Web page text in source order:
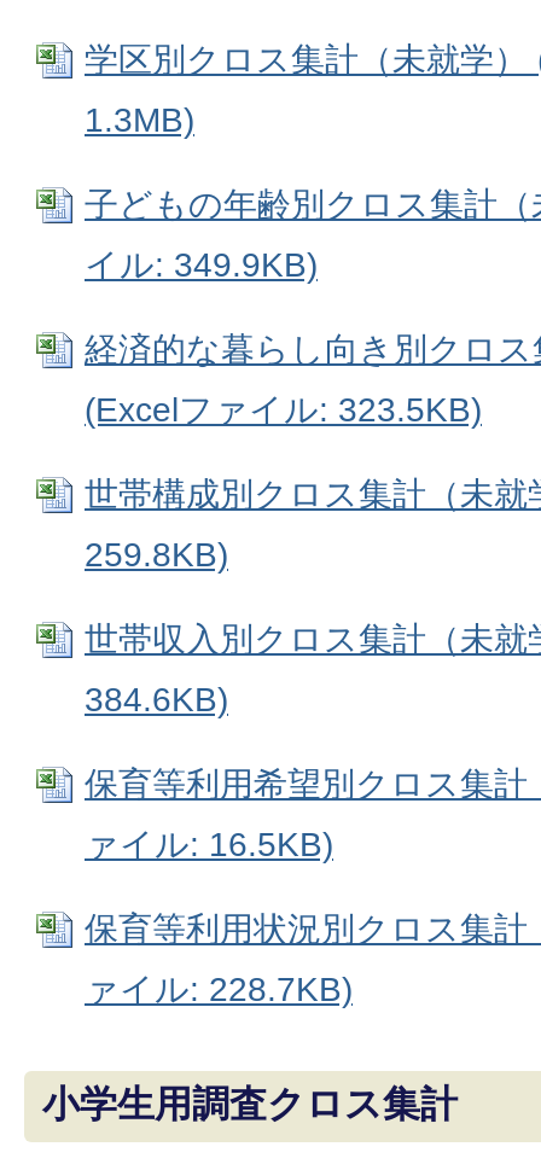
学区別クロス集計（未就学
1.3MB)
子どもの年齢別クロス集計
イル: 349.9KB)
経済的な暮らし向き別クロ
(Excelファイル: 323.5KB)
世帯構成別クロス集計（未
259.8KB)
世帯収入別クロス集計（未
384.6KB)
保育等利用希望別クロス集
ァイル: 16.5KB)
保育等利用状況別クロス集
ァイル: 228.7KB)
小学生用調査クロス集計